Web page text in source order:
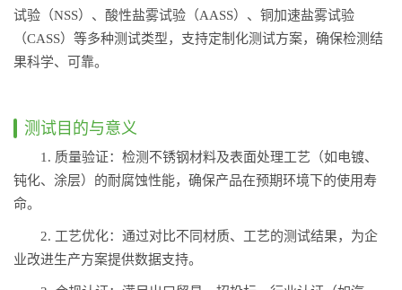
试验（NSS）、酸性盐雾试验（AASS）、铜加速盐雾试验
（CASS）等多种测试类型，支持定制化测试方案，确保检测结
果科学、可靠。
测试目的与意义
1. 质量验证：检测不锈钢材料及表面处理工艺（如电镀、
钝化、涂层）的耐腐蚀性能，确保产品在预期环境下的使用寿
命。
2. 工艺优化：通过对比不同材质、工艺的测试结果，为企
业改进生产方案提供数据支持。